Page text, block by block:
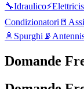
🔧Idraulico⚡
Condizionatori 🚪
🚿 Spurghi 📡
Domande